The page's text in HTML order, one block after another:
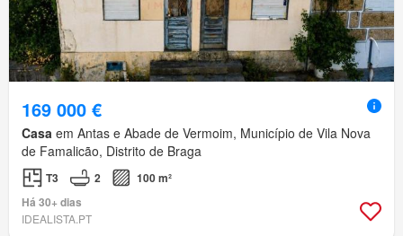
169 000 €
Casa em Antas e Abade de Vermoim, Município de Vila Nova
de Famalicão, Distrito de Braga
T3 2
100 m²
Há 30+ dias
IDEALISTA.PT